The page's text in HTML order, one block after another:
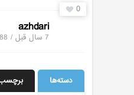
0
azhdari
7 سال قبل / 488
دسته‌ها